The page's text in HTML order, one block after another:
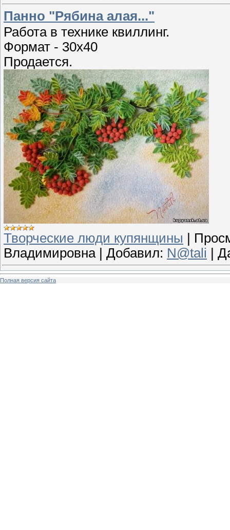
Панно "Рябина алая..."
Работа в технике квиллинг.
Формат - 30х40
Продается.
Творческие люди купянщины
Владимировна| Добавил: N@tali
Полная версия сайта